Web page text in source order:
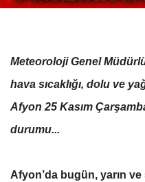
Meteoroloji Genel
hava sıcaklığı, dolu ve
Afyon 25 Kasım
durumu...
Afyon’da bugün, yarın